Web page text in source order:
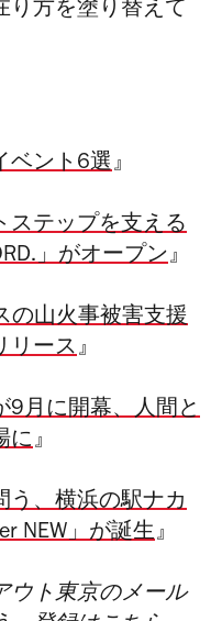
り方を塗り替えて
ベント6選』
ステップを支える
」がオープン』
の山火事被害支援
リース』
9月に開幕、人間と
に』
う、横浜の駅ナカ
NEW」が誕生』
ウト東京のメール